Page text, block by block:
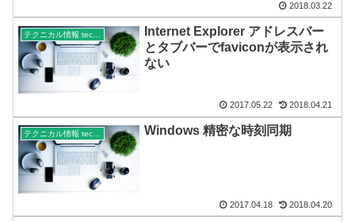
2018.03.22
テクニカル情報 technical
Internet Explorer アドレスバー
とタブバーでfaviconが表示され
ない
2017.05.22 2018.04.21
テクニカル情報 technical Windows 精密な時刻同期
2017.04.18 2018.04.20